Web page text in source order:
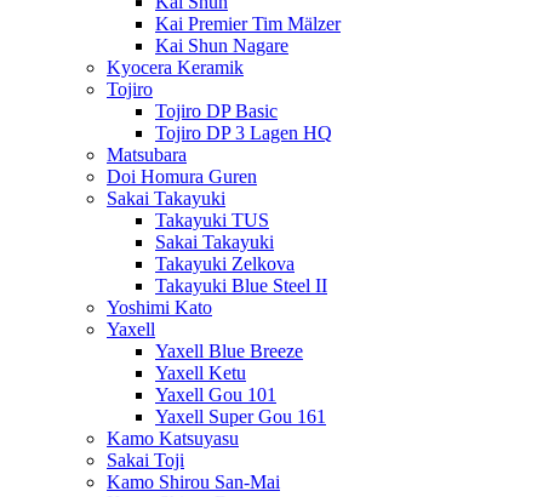
Kai Premier Tim Mälzer
Kai Shun Nagare
Kyocera Keramik
Tojiro
Tojiro DP Basic
Tojiro DP 3 Lagen HQ
Matsubara
Doi Homura Guren
Sakai Takayuki
Takayuki TUS
Sakai Takayuki
Takayuki Zelkova
Takayuki Blue Steel II
Yoshimi Kato
Yaxell
Yaxell Blue Breeze
Yaxell Ketu
Yaxell Gou 101
Yaxell Super Gou 161
Kamo Katsuyasu
Sakai Toji
Kamo Shirou San-Mai